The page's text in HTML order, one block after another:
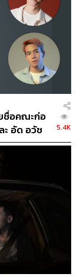
ชื่อคณะก่อ
อัด อวัช
5.4K